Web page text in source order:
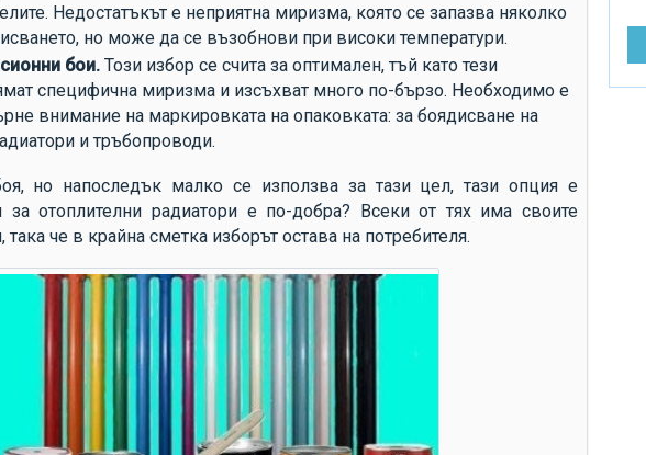
Недостатъкът е неприятна миризма, която се запазва няколко
но може да се възобнови при високи температури.
бои. Този избор се счита за оптимален, тъй като тези
специфична миризма и изсъхват много по-бързо. Необходимо е
внимание на маркировката на опаковката: за боядисване на
и тръбопроводи.
но напоследък малко се използва за тази цел, тази опция е
за отоплителни радиатори е по-добра? Всеки от тях има своите
че в крайна сметка изборът остава на потребителя.